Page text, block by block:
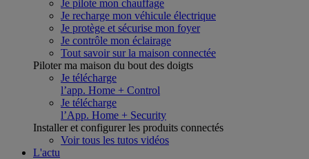
Je pilote mon chauffage
Je recharge mon véhicule électrique
Je protège et sécurise mon foyer
Je contrôle mon éclairage
Tout savoir sur la maison connectée
Piloter ma maison du bout des doigts
Je télécharge
l’app. Home + Control
Je télécharge
l’App. Home + Security
Installer et configurer les produits connectés
Voir tous les tutos vidéos
L'actu